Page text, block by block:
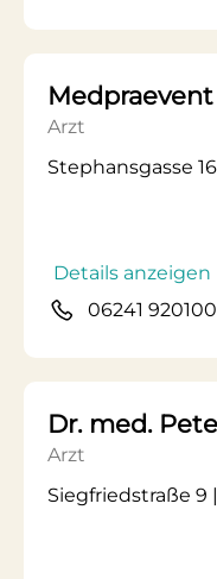
Arzt
Stephansgasse
Details anzeigen
06241 920100
Dr. med.
Arzt
Siegfriedstraße 9